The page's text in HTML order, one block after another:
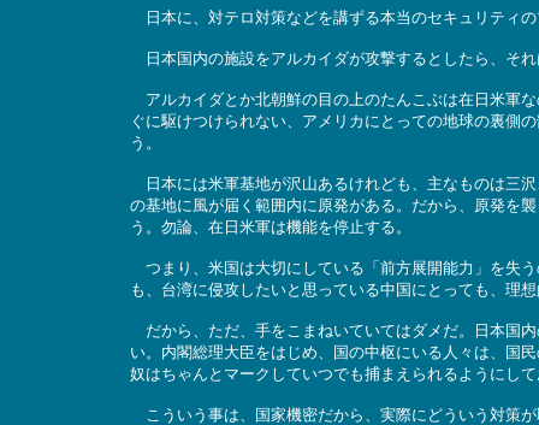
日本に、対テロ対策などを講ずる本当のセキュリティ
日本国内の施設をアルカイダが攻撃するとしたら、そ
アルカイダとか北朝鮮の目の上のたんこぶは在日米軍
ぐに駆けつけられない、アメリカにとっての地球の裏側
う。
日本には米軍基地が沢山あるけれども、主なものは三
の基地に風が届く範囲内に原発がある。だから、原発を
う。勿論、在日米軍は機能を停止する。
つまり、米国は大切にしている「前方展開能力」を失
も、台湾に侵攻したいと思っている中国にとっても、理
だから、ただ、手をこまねいていてはダメだ。日本国
い。内閣総理大臣をはじめ、国の中枢にいる人々は、国
奴はちゃんとマークしていつでも捕まえられるようにし
こういう事は、国家機密だから、実際にどういう対策